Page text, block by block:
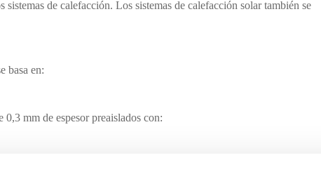
de calefacción. Los sistemas de calefacción solar también se
basa en:
mm de espesor preaislados con:
transportado: